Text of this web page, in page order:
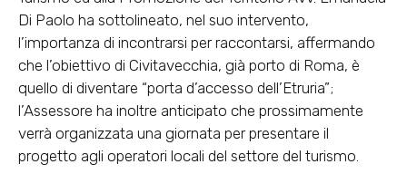
Di Paolo ha sottolineato, nel suo intervento,
l’importanza di incontrarsi per raccontarsi, affermando
che l’obiettivo di Civitavecchia, già porto di Roma, è
quello di diventare “porta d’accesso dell’Etruria”;
l’Assessore ha inoltre anticipato che prossimamente
verrà organizzata una giornata per presentare il
progetto agli operatori locali del settore del turismo.